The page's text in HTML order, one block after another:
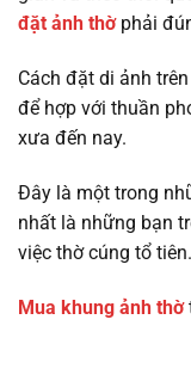
đặt ảnh thờphải
Cách đặt di ảnh
để hợp với thuần
xưa đến nay.
Đây là một trong
nhất là những bạn
việc thờ cúng tổ tiên.
Mua khung ảnh thờ